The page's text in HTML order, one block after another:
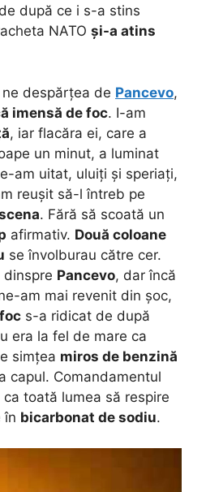
după ce i s-a stins
NATO și-a atins
despărțea de Pancevo,
imensă de foc. I-am
, iar flacăra ei, care a
un minut, a luminat
am uitat, uluiți și speriați,
reușit să-l întreb pe
. Fără să scoată un
afirmativ. Două coloane
se învolburau către cer.
dinspre Pancevo, dar încă
am mai revenit din șoc,
s-a ridicat de după
era la fel de mare ca
simțea miros de benzină
capul. Comandamentul
toată lumea să respire
în bicarbonat de sodiu.